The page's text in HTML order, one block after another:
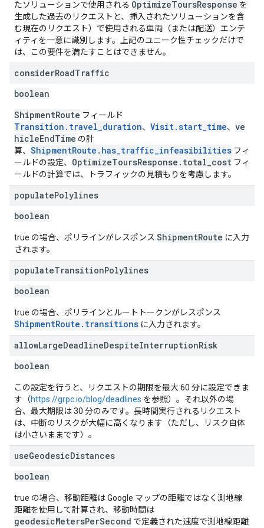
たソリューションで使用される OptimizeToursResponse を
生成した過去のリクエストと、挿入されたソリューションを含
む現在のリクエスト）で使用される車両（または配送）エンテ
ィティを一意に識別します。上記のユニーク性チェックだけで
は、この要件を満たすことはできません。
considerRoadTraffic
boolean
ShipmentRoute フィールド
Transition.travel_duration、 Visit.start_time、 ve
hicleEndTime の計
算、 ShipmentRoute.has_traffic_infeasibilities フィ
ールドの設定、 OptimizeToursResponse.total_cost フィ
ールドの計算では、トラフィックの見積もりを考慮します。
populatePolylines
boolean
true の場合、ポリラインがレスポンス ShipmentRoute に入力
されます。
populateTransitionPolylines
boolean
true の場合、ポリラインとルートトークンがレスポンス
ShipmentRoute.transitions に入力されます。
allowLargeDeadlineDespiteInterruptionRisk
boolean
この設定を行うと、リクエストの期限を最大 60 分に設定できま
す（https://grpc.io/blog/deadlines を参照）。それ以外の場
合、最大期限は 30 分のみです。長時間実行されるリクエスト
は、中断のリスクが大幅に高くなります（ただし、リスク自体
は小さいままです）。
useGeodesicDistances
boolean
true の場合、移動距離は Google マップの距離ではなく測地線
距離を使用して計算され、移動時間は
geodesicMetersPerSecond で定義された速度で測地線距離